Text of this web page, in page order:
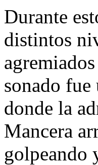
Durante
distintos
sonado fue
donde la
Mancera
golpeando